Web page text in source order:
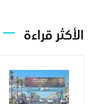
الأكثر قراءة